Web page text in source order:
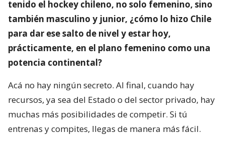
tenido el hockey chileno, no solo femenino, sino
también masculino y junior, ¿cómo lo hizo Chile
para dar ese salto de nivel y estar hoy,
prácticamente, en el plano femenino como una
potencia continental?
Acá no hay ningún secreto. Al final, cuando hay
recursos, ya sea del Estado o del sector privado, hay
muchas más posibilidades de competir. Si tú
entrenas y compites, llegas de manera más fácil.